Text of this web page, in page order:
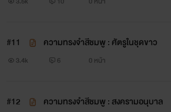
#11 ความทรงจำสีชมพู : ศัตรูในชุดขาว
3.4k 6 0 หน้า
#12 ความทรงจำสีชมพู : สงครามอนุบาล